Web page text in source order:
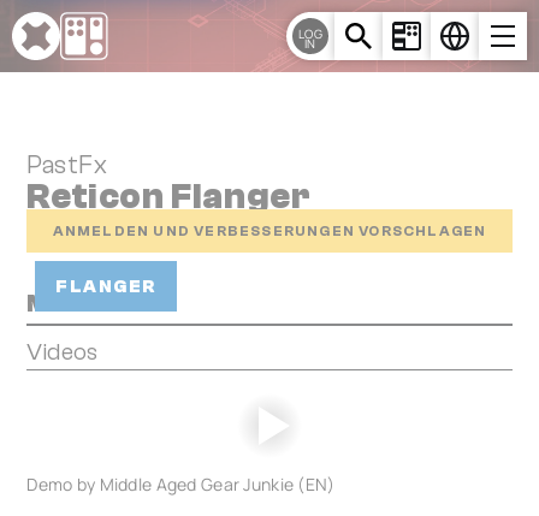
Cookie-Einstellungen
LOG
IN
PastFx
Reticon Flanger
ANMELDEN UND VERBESSERUNGEN VORSCHLAGEN
FLANGER
Media
Videos
Demo by Middle Aged Gear Junkie (EN)